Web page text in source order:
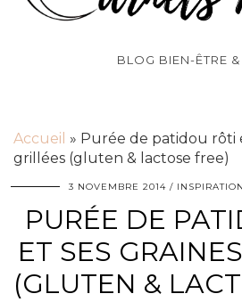
BLOG BIEN-ÊTRE
Accueil » Purée de patidou rôti
grillées (gluten & lactose free)
3 NOVEMBRE 2014
PURÉE DE
ET SES
(GLUTEN &